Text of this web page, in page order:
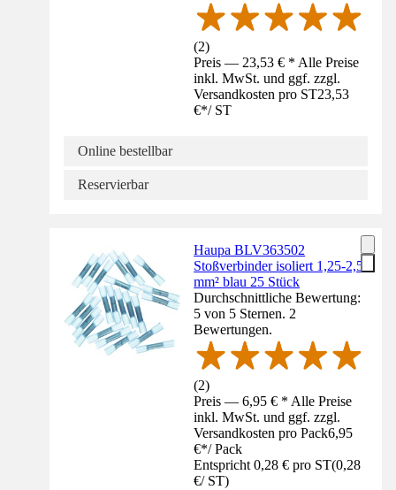
(2)
Preis — 23,53 € * Alle Preise
inkl. MwSt. und ggf. zzgl.
Versandkosten pro ST23,53
€*/ ST
Online bestellbar
Reservierbar
Haupa BLV363502
Stoßverbinder isoliert 1,25-2,5
mm² blau 25 Stück
Durchschnittliche Bewertung:
5 von 5 Sternen. 2
Bewertungen.
(2)
Preis — 6,95 € * Alle Preise
inkl. MwSt. und ggf. zzgl.
Versandkosten pro Pack6,95
€*/ Pack
Entspricht 0,28 € pro ST(0,28
€/ ST)